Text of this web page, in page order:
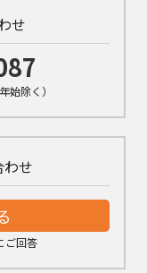
せ
始除く）
せ
ご回答